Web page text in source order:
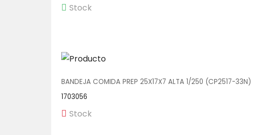
Stock
BANDEJA COMIDA PREP 25X17X7 ALTA 1/250 (CP2517-33N)
1703056
Stock